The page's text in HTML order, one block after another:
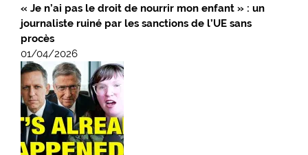
« Je n’ai pas le droit de nourrir mon enfant » : un
journaliste ruiné par les sanctions de l’UE sans
procès
01/04/2026